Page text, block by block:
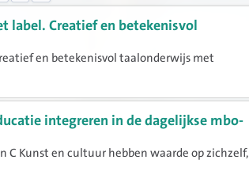
label. Creatief en betekenisvol
en betekenisvol taalonderwijs met
integreren in de dagelijkse mbo-
C Kunst en cultuur hebben waarde op zichzelf,